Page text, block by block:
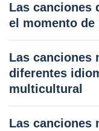
Las canciones
el momento
Las canciones
diferentes
multicultural
Las canciones